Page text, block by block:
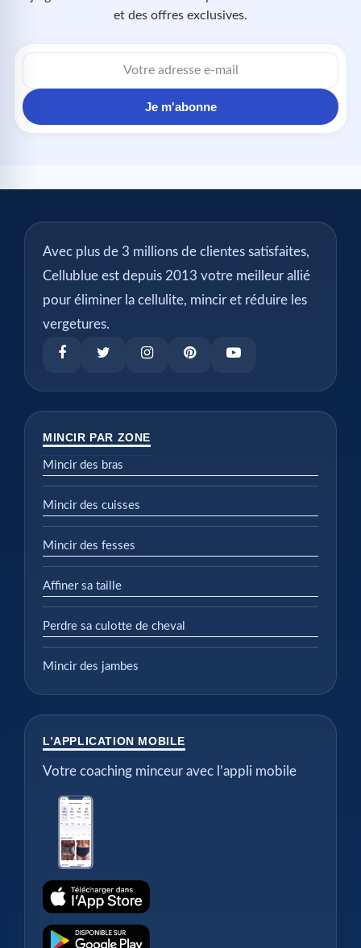
et des offres exclusives.
Je m'abonne
Avec plus de 3 millions de clientes satisfaites,
Cellublue est depuis 2013 votre meilleur allié
pour éliminer la cellulite, mincir et réduire les
vergetures.
MINCIR PAR ZONE
Mincir des bras
Mincir des cuisses
Mincir des fesses
Affiner sa taille
Perdre sa culotte de cheval
Mincir des jambes
L’APPLICATION MOBILE
Votre coaching minceur avec l’appli mobile